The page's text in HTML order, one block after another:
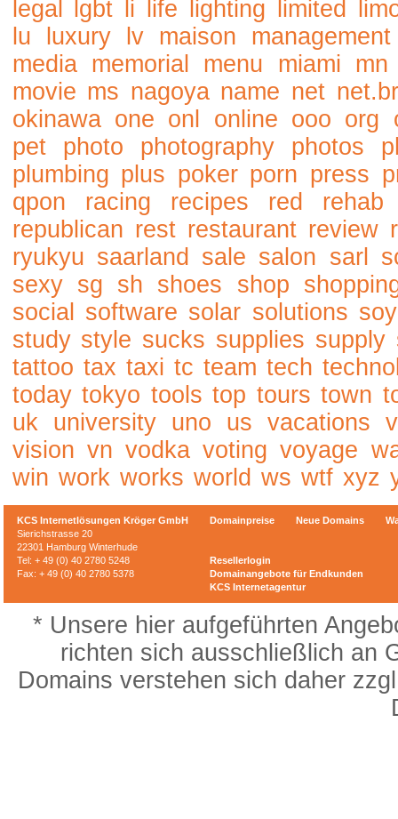
legal
lgbt li life lighting limited
lu
luxury lv maison
management
media memorial menu miami mn
movie ms nagoya name net net.br
okinawa one onl online ooo org
pet
photo photography photos
plumbing plus poker porn press
qpon
racing recipes red
rehab
republican rest restaurant review
ryukyu saarland sale salon sarl
sexy sg sh shoes shop
social
software solar solutions soy
study style sucks supplies supply
tattoo tax taxi tc team tech
today tokyo tools top tours town
uk
university uno us vacations
vision vn vodka voting voyage
win work works world ws wtf xyz
KCS Internetlösungen Kröger GmbH
Sierichstrasse 20
22301 Hamburg Winterhude
Tel: + 49 (0) 40 2780 5248
Fax: + 49 (0) 40 2780 5378
Domainpreise Neue Domains
Resellerlogin
Domainangebote für Endkunden
KCS Internetagentur
* Unsere hier aufgeführten
richten sich ausschließlich an
Domains verstehen sich daher